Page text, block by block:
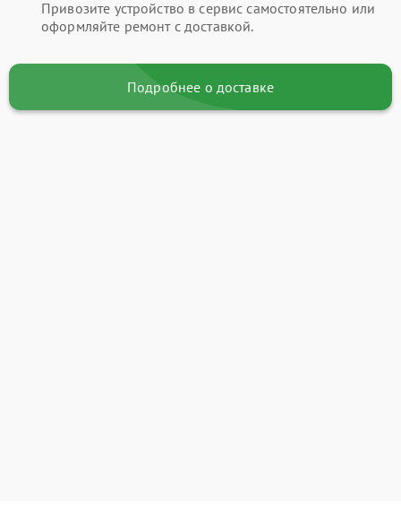
Привозите устройство в сервис самостоятельно или
оформляйте ремонт с доставкой.
Подробнее о доставке